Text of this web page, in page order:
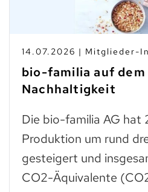
14.07.2026 | Mitglieder-
bio-familia auf dem
Nachhaltigkeit
Die bio-familia AG hat
Produktion um rund
gesteigert und
CO2-Äquivalente